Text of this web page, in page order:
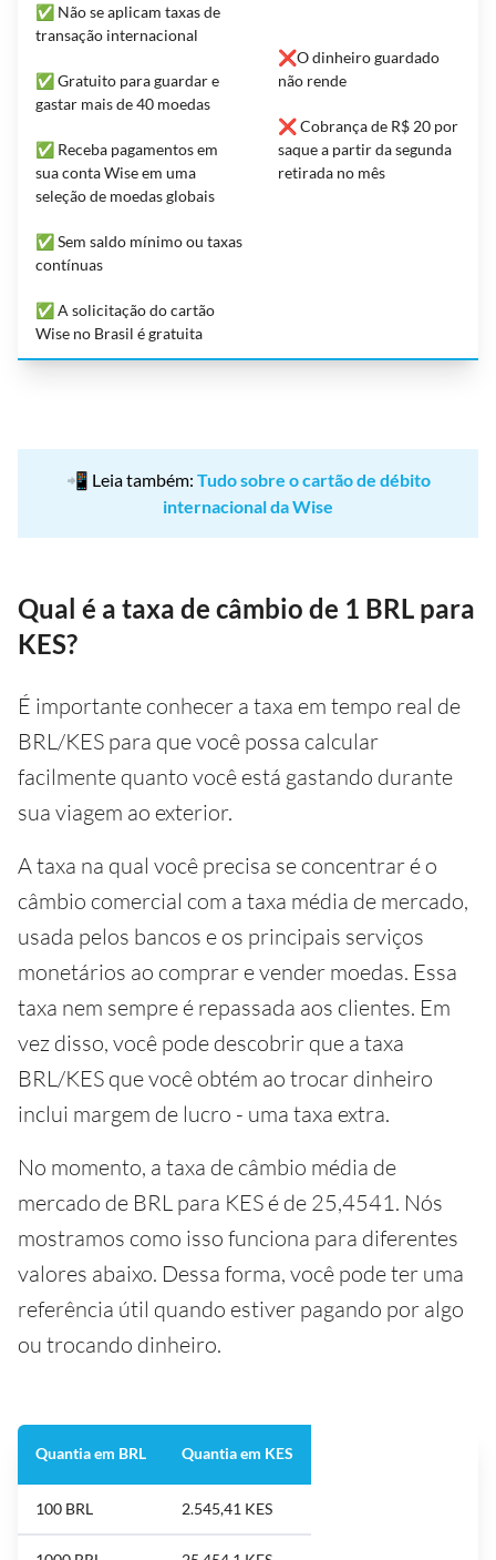
✅ Não se aplicam taxas de
transação internacional
✅ Gratuito para guardar e
gastar mais de 40 moedas
✅ Receba pagamentos em
sua conta Wise em uma
seleção de moedas globais
✅ Sem saldo mínimo ou taxas
contínuas
✅ A solicitação do cartão
Wise no Brasil é gratuita
❌O dinheiro guardado
não rende
❌ Cobrança de R$ 20 por
saque a partir da segunda
retirada no mês
📲 Leia também: Tudo sobre o cartão de débito
internacional da Wise
Qual é a taxa de câmbio de 1 BRL para
KES?
É importante conhecer a taxa em tempo real de
BRL/KES para que você possa calcular
facilmente quanto você está gastando durante
sua viagem ao exterior.
A taxa na qual você precisa se concentrar é o
câmbio comercial com a taxa média de mercado,
usada pelos bancos e os principais serviços
monetários ao comprar e vender moedas. Essa
taxa nem sempre é repassada aos clientes. Em
vez disso, você pode descobrir que a taxa
BRL/KES que você obtém ao trocar dinheiro
inclui margem de lucro - uma taxa extra.
No momento, a taxa de câmbio média de
mercado de BRL para KES é de 25,4541. Nós
mostramos como isso funciona para diferentes
valores abaixo. Dessa forma, você pode ter uma
referência útil quando estiver pagando por algo
ou trocando dinheiro.
Quantia em BRL Quantia em KES
100 BRL 2.545,41 KES